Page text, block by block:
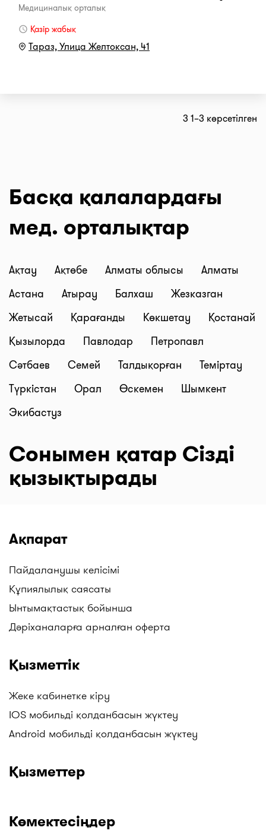
Медициналық орталық
Қазір жабық
Тараз, ​Улица Желтоксан, 41
3 1–3 көрсетілген
Басқа қалалардағы
мед. орталықтар
Ақтау Ақтөбе Алматы облысы
Алматы
Астана
Атырау Балхаш
Жезказган
Жетысай
Қарағанды Көкшетау
Қостанай
Қызылорда
Павлодар
Петропавл
Сәтбаев
Семей Талдықорған
Теміртау
Түркістан
Орал Өскемен
Шымкент
Экибастуз
Сонымен қатар Сізді
қызықтырады
Ақпарат
Пайдаланушы келісімі
Құпиялылық саясаты
Ынтымақтастық бойынша
Дәріханаларға арналған оферта
Қызметтік
Жеке кабинетке кіру
IOS мобильді қолданбасын жүктеу
Android мобильді қолданбасын жүктеу
Қызметтер
Көмектесіңдер